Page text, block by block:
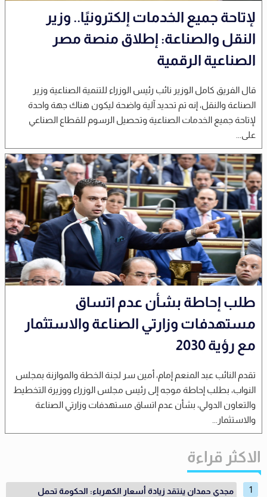
لإتاحة جميع الخدمات إلكترونيًا.. وزير
النقل والصناعة: إطلاق منصة مصر
الصناعية الرقمية
قال الفريق كامل الوزير نائب رئيس الوزراء للتنمية الصناعية وزير
الصناعة والنقل، إنه تم تحديد آلية واضحة ليكون هناك جهة واحدة
لإتاحة جميع الخدمات الصناعية وتحصيل الرسوم للقطاع الصناعي
على...
طلب إحاطة بشأن عدم اتساق
مستهدفات وزارتي الصناعة والاستثمار
مع رؤية 2030
تقدم النائب عبد المنعم إمام، أمين سر لجنة الخطة والموازنة بمجلس
النواب، بطلب إحاطة موجه إلى رئيس مجلس الوزراء ووزيرة التخطيط
والتعاون الدولي، بشأن عدم اتساق مستهدفات وزارتي الصناعة
والاستثمار...
الاكثر قراءة
مجدي حمدان ينتقد زيادة أسعار الكهرباء: الحكومة تحمل